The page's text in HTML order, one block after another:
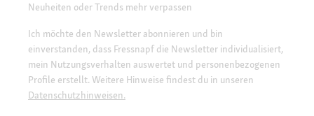
Neuheiten oder Trends mehr verpassen
Ich möchte den Newsletter abonnieren und bin
einverstanden, dass Fressnapf die Newsletter individualisiert,
mein Nutzungsverhalten auswertet und personenbezogenen
Profile erstellt. Weitere Hinweise findest du in unseren
Datenschutzhinweisen.